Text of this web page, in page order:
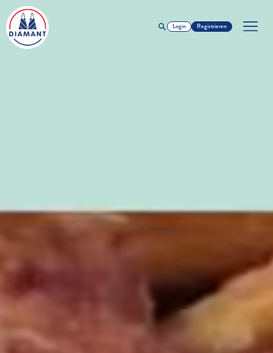
Login Registrieren